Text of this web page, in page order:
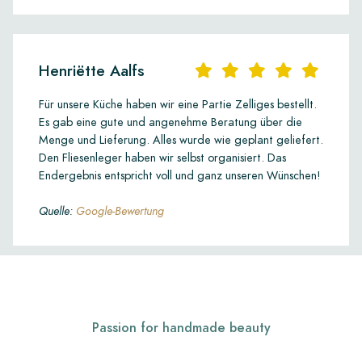
Henriëtte Aalfs
Für unsere Küche haben wir eine Partie Zelliges bestellt.
Es gab eine gute und angenehme Beratung über die
Menge und Lieferung. Alles wurde wie geplant geliefert.
Den Fliesenleger haben wir selbst organisiert. Das
Endergebnis entspricht voll und ganz unseren Wünschen!
Quelle: Google-Bewertung
Passion for handmade beauty